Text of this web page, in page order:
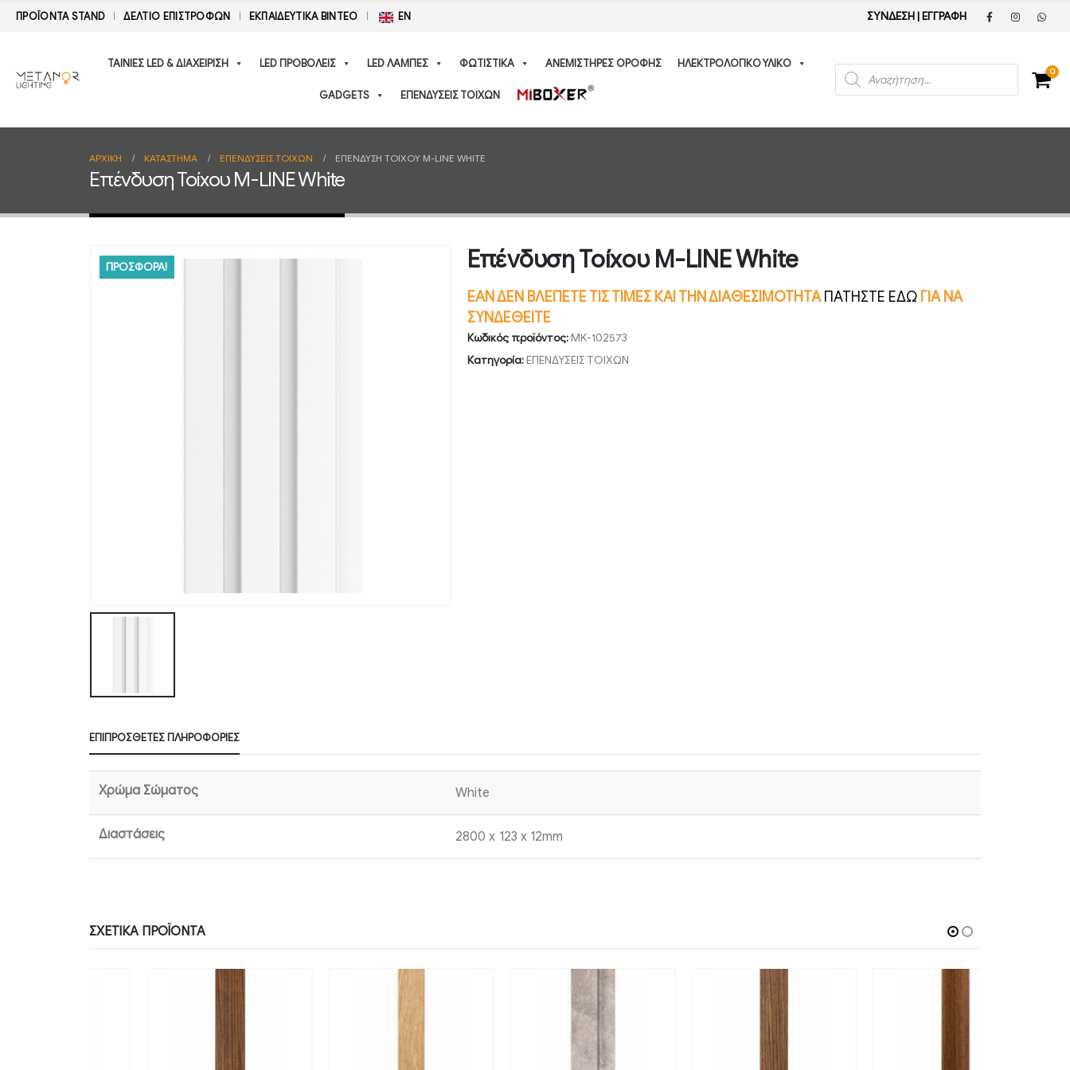
ΠΡΟΪΟΝΤΑ STAND ΔΕΛΤΊΟ ΕΠΙΣΤΡΟΦΏΝ ΕΚΠΑΙΔΕΥΤΙΚΑ ΒΙΝΤΕΟ EN ΣΥΝΔΕΣΗ| ΕΓΓΡΑΦΗ
ΤΑΙΝΙΕΣ LED & ΔΙΑΧΕΙΡΙΣΗ LED ΠΡΟΒΟΛΕΙΣ LED ΛΑΜΠΕΣ ΦΩΤΙΣΤΙΚΑ ΑΝΕΜΙΣΤΗΡΕΣ ΟΡΟΦΗΣ ΗΛΕΚΤΡΟΛΟΓΙΚΟ ΥΛΙΚΟ
GADGETS ΕΠΕΝΔΥΣΕΙΣ ΤΟΙΧΩΝ
Products
search
0
ΑΡΧΙΚΉ ΚΑΤΆΣΤΗΜΑ ΕΠΕΝΔΥΣΕΙΣ ΤΟΙΧΩΝ ΕΠΈΝΔΥΣΗ ΤΟΊΧΟΥ M-LINE WHITE
Επένδυση Τοίχου M-LINE White
ΠΡΟΣΦΟΡΑ! Επένδυση Τοίχου M-LINE White
ΕΑΝ ΔΕΝ ΒΛΕΠΕΤΕ ΤΙΣ ΤΙΜΕΣ ΚΑΙ ΤΗΝ ΔΙΑΘΕΣΙΜΟΤΗΤΑΠΑΤΗΣΤΕ ΕΔΩ ΓΙΑ ΝΑ
ΣΥΝΔΕΘΕΙΤΕ
Κωδικός προϊόντος:MK-102573
Κατηγορία:ΕΠΕΝΔΥΣΕΙΣ ΤΟΙΧΩΝ
ΕΠΙΠΡΌΣΘΕΤΕΣ ΠΛΗΡΟΦΟΡΊΕΣ
Χρώμα Σώματος White
Διαστάσεις 2800 x 123 x 12mm
ΣΧΕΤΙΚΆ ΠΡΟΪΌΝΤΑ